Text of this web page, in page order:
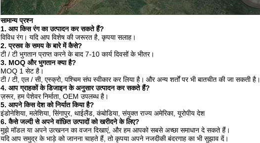
सामान्य प्रश्न
1. आप किस रंग का उत्पादन कर सकते हैं?
विविध रंग। यदि आप विशेष की जरूरत है, कृपया सलाह।
2. प्रसव के समय के बारे में कैसे?
टी / टी भुगतान प्राप्त करने के बाद 7-10 कार्य दिवसों के भीतर।
3. MOQ और भुगतान क्या है?
MOQ 1 सेट है।
टी / टी, एल / सी, एस्क्रो, पश्चिम संघ स्वीकार कर लिया है। और अन्य शर्तों पर भी बातचीत की जा सकती है।
4. आप ग्राहकों के डिजाइन के अनुसार उत्पादन कर सकते हैं?
ज़रूर, हम पेशेवर निर्माता, OEM उपलब्ध है।
5. आपने किस देश को निर्यात किया है?
इंडोनेशिया, मलेशिया, सिंगापुर, थाईलैंड, कंबोडिया, संयुक्त राज्य अमेरिका, यूरोपीय देश
6. कैसे जल्दी से अपने वांछित उत्पादों को खरीदने के लिए?
मुझे मॉडल या अपने उत्खनन का वजन दिखाएं, और हम आपको सबसे अच्छा समाधान दे सकते हैं।
यदि आप समुद्र के भाड़े को जानना चाहते हैं, तो कृपया अपने नजदीकी बंदरगाह का भी सुझाव दें।